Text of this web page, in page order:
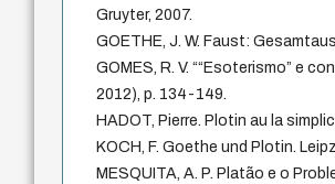
Gruyter, 2007.
GOETHE, J. W. Faust:
GOMES, R. V. ““Esoterismo” e
2012), p. 134-149.
HADOT, Pierre. Plotin au la
KOCH, F. Goethe und Plotin.
MESQUITA, A. P. Platão e o